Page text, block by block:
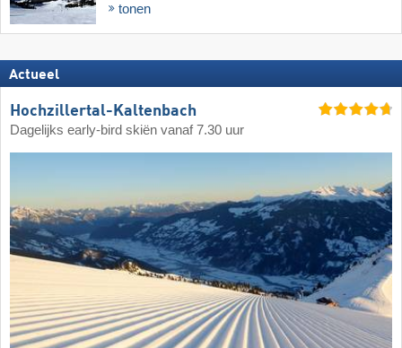
tonen
Actueel
Hochzillertal-Kaltenbach
Dagelijks early-bird skiën vanaf 7.30 uur